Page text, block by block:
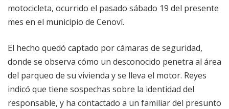
motocicleta, ocurrido el pasado sábado 19 del presente
mes en el municipio de Cenoví.
El hecho quedó captado por cámaras de seguridad,
donde se observa cómo un desconocido penetra al área
del parqueo de su vivienda y se lleva el motor. Reyes
indicó que tiene sospechas sobre la identidad del
responsable, y ha contactado a un familiar del presunto